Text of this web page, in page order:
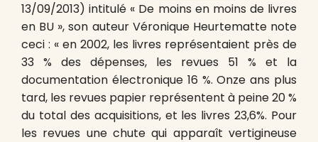
13/09/2013) intitulé « De moins en moins de livres
en BU », son auteur Véronique Heurtematte note
ceci : « en 2002, les livres représentaient près de
33 % des dépenses, les revues 51 % et la
documentation électronique 16 %. Onze ans plus
tard, les revues papier représentent à peine 20 %
du total des acquisitions, et les livres 23,6%. Pour
les revues une chute qui apparaît vertigineuse